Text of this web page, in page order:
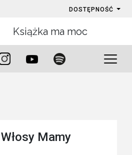
DOSTĘPNOŚĆ
Książka ma moc
Włosy Mamy